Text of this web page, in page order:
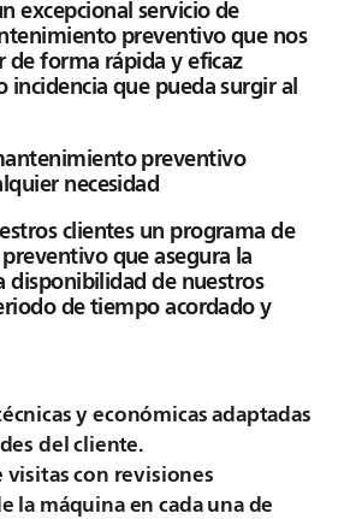
excepcional servicio de
preventivo que nos
de forma rápida y eficaz
incidencia que pueda surgir al
preventivo
necesidad
clientes un programa de
que asegura la
disponibilidad de nuestros
de tiempo acordado y
y económicas adaptadas
del cliente.
visitas con revisiones
la máquina en cada una de